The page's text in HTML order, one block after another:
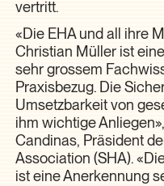
vertritt.
«Die EHA und all ihre
Christian Müller ist
sehr grossem
Praxisbezug. Die
Umsetzbarkeit von
ihm wichtige
Candinas, Präsident
Association (SHA).
ist eine Anerkennung